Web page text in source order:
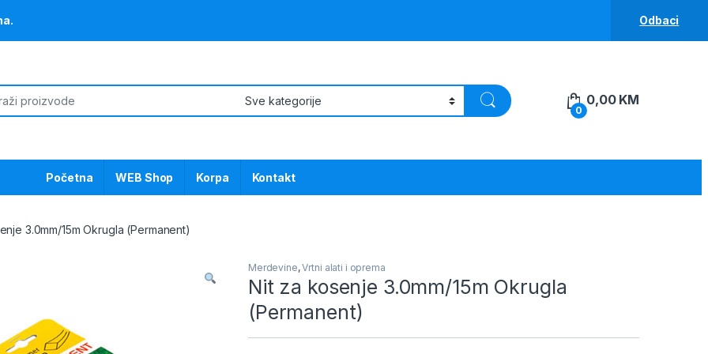
Odbaci
0
0,00 KM
Početna WEB Shop Korpa Kontakt
3.0mm/15m Okrugla (Permanent)
Merdevine,Vrtni alati i oprema
Nit za kosenje 3.0mm/15m Okrugla
(Permanent)